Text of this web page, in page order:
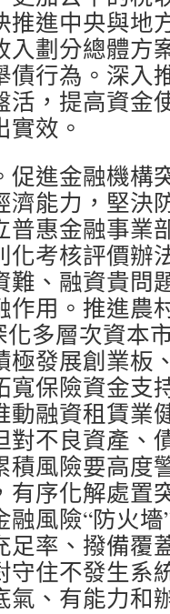
推進中央與地
入劃分總體方
債行為。深入
活，提高資金
效。
促進金融機構
濟能力，堅決
普惠金融事業
化考核評價辦
難、融資貴問
作用。推進農
化多層次資本
極發展創業板
寬保險資金支
動融資租賃業
對不良資產、
積風險要高度
有序化解處置
風險“防火
足率、撥備覆
守住不發生系
氣、有能力和